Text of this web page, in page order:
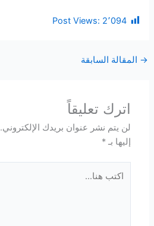
Post Views: 2٬094
→ المقالة السابقة
اترك تعليقاً
لن يتم نشر عنوان بريدك الإلكتروني.
إليها بـ*
هنا...